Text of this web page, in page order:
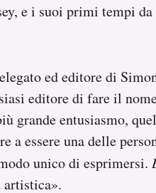
e i suoi primi tempi
ed editore di
editore di fare il
grande entusiasmo,
a essere una delle
unico di esprimersi.
artistica».